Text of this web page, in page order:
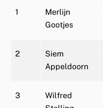
1
Merlijn
Gootjes
2
Siem
Appeldoorn
3
Wilfred